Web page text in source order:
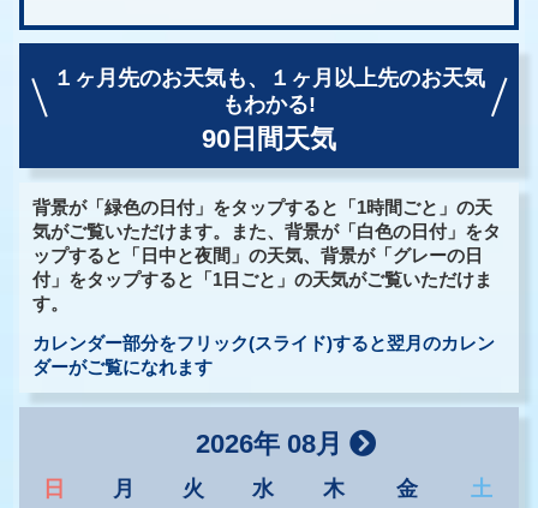
１ヶ月先のお天気も、
１ヶ月以上先のお天気
もわかる!
90日間天気
背景が「緑色の日付」をタップすると「1時間ごと」の天
気がご覧いただけます。また、背景が「白色の日付」をタ
ップすると「日中と夜間」の天気、背景が「グレーの日
付」をタップすると「1日ごと」の天気がご覧いただけま
す。
カレンダー部分をフリック(スライド)すると翌月のカレン
ダーがご覧になれます
2026年 08月
日 月 火 水 木 金 土